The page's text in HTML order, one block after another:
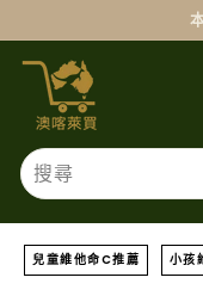
澳
喀
萊
買
Search
兒童維他命C推薦 小孩